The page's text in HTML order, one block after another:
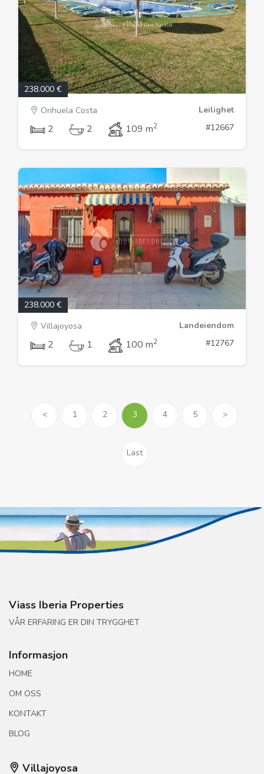
238.000 €
Orihuela Costa
Leilighet
2 2 109 m2 #12667
238.000 €
Villajoyosa
Landeiendom
2 1 100 m2 #12767
< 1 2 3 4 5 >
Last
Viass Iberia Properties
VÅR ERFARING ER DIN TRYGGHET
Informasjon
HOME
OM OSS
KONTAKT
BLOG
Villajoyosa